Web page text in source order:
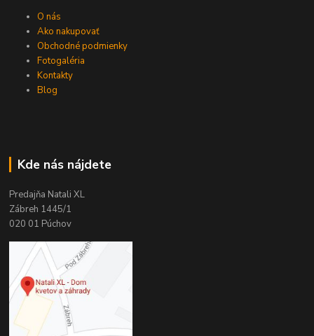
O nás
Ako nakupovať
Obchodné podmienky
Fotogaléria
Kontakty
Blog
Kde nás nájdete
Predajňa Natali XL
Zábreh 1445/1
020 01 Púchov